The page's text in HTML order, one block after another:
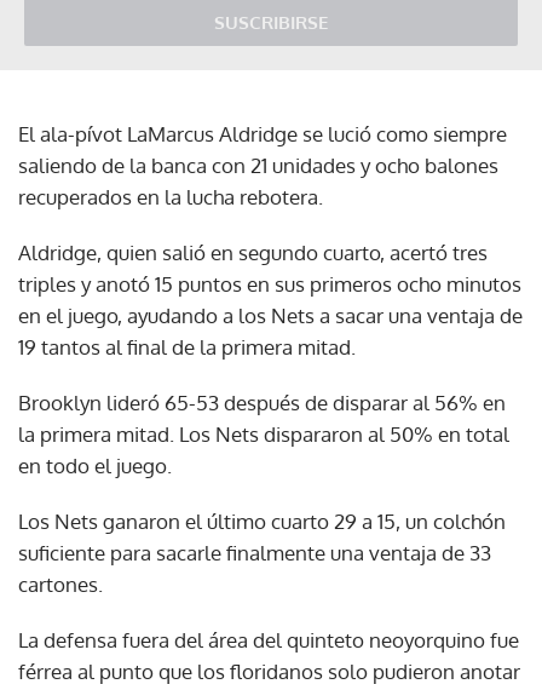
SUSCRIBIRSE
El ala-pívot LaMarcus Aldridge se lució como siempre
saliendo de la banca con 21 unidades y ocho balones
recuperados en la lucha rebotera.
Aldridge, quien salió en segundo cuarto, acertó tres
triples y anotó 15 puntos en sus primeros ocho minutos
en el juego, ayudando a los Nets a sacar una ventaja de
19 tantos al final de la primera mitad.
Brooklyn lideró 65-53 después de disparar al 56% en
la primera mitad. Los Nets dispararon al 50% en total
en todo el juego.
Los Nets ganaron el último cuarto 29 a 15, un colchón
suficiente para sacarle finalmente una ventaja de 33
cartones.
La defensa fuera del área del quinteto neoyorquino fue
férrea al punto que los floridanos solo pudieron anotar